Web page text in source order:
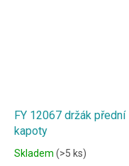
FY 12067 držák přední
kapoty
Skladem (>5 ks)